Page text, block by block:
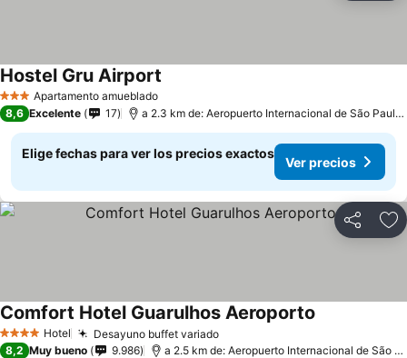
3 EstrellasApartamento amueblado
Hostel Gru Airport
8,6 Excelente 17 a 2.3 km de: Aeropuerto Internacional de São Paulo-Guarulhos
Elige fechas para ver los precios exactos
Ver precios
Compartir
4 EstrellasHotel Desayuno buffet variado
Comfort Hotel Guarulhos Aeroporto
8,2 Muy bueno 9.986 a 2.5 km de: Aeropuerto Internacional de São Paulo-Guarulhos